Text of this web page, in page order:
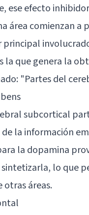
ese efecto
área comienzan
la que genera la
"Partes del
subcortical
la información
la dopamina
lo que
áreas.